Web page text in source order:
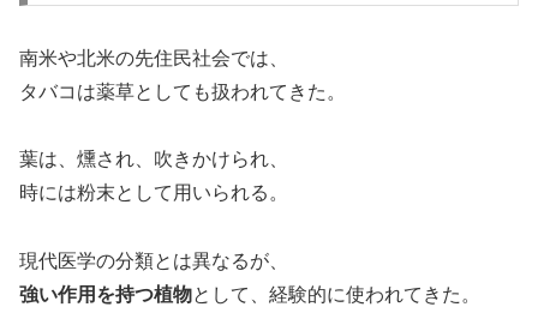
南米や北米の先住民社会では、
タバコは薬草としても扱われてきた。
葉は、燻され、吹きかけられ、
時には粉末として用いられる。
現代医学の分類とは異なるが、
強い作用を持つ植物として、経験的に使われてきた。